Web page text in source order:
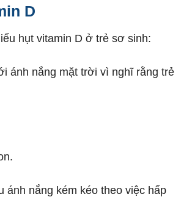
D
hụt vitamin D ở trẻ sơ sinh:
ánh nắng mặt trời vì nghĩ rằng trẻ
ánh nắng kém kéo theo việc hấp